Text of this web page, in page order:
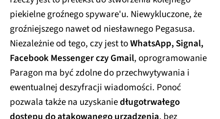
piekielne groźnego spyware'u. Niewykluczone, że
groźniejszego nawet od niesławnego Pegasusa.
Niezależnie od tego, czy jest toWhatsApp, Signal,
Facebook Messenger czy Gmail, oprogramowanie
Paragon ma być zdolne do przechwytywania i
ewentualnej deszyfracji wiadomości. Ponoć
pozwala także na uzyskaniedługotrwałego